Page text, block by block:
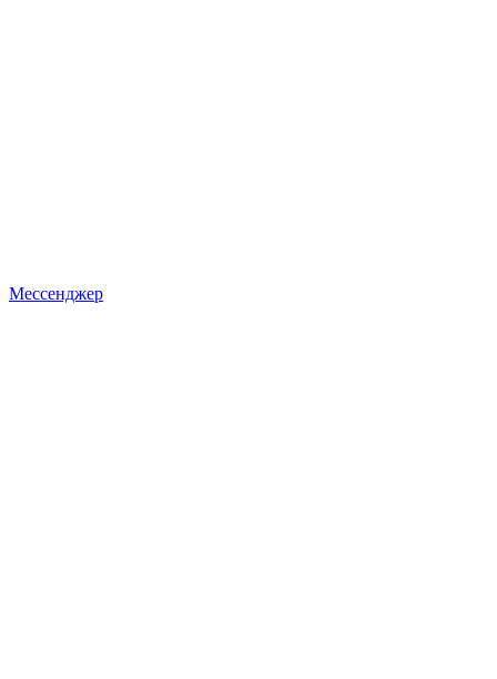
Мессенджер